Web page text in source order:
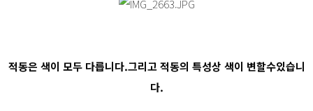
적동은 색이 모두 다릅니다.그리고 적동의 특성상 색이 변할수있습니
다.